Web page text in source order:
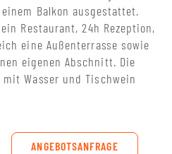
Balkon ausgestattet.
Restaurant, 24h Rezeption,
eine Außenterrasse sowie
eigenen Abschnitt. Die
Wasser und Tischwein
ANGEBOTSANFRAGE